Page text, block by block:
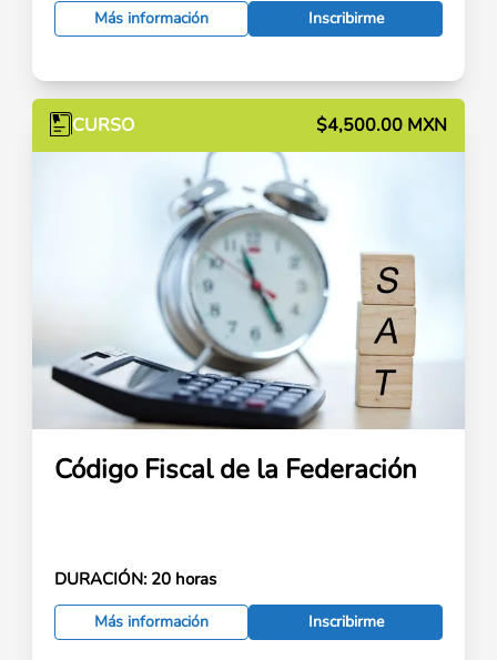
Más información Inscribirme
CURSO $4,500.00 MXN
Código Fiscal de la Federación
DURACIÓN: 20 horas
Más información Inscribirme